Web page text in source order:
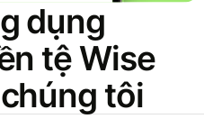
dụng
tệ Wise
tôi